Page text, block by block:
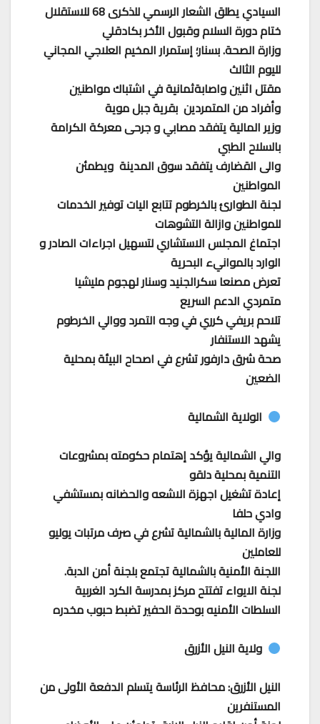
السيادي يطلق الشعار الرسمي للذكرى 68 للاستقلال
ختام دورة السلام وقبول الأخر بكادقلي
وزارة الصحة. بسنار؛ إستمرار المخيم العلاجي المجاني
لليوم الثالث
مقتل اثنين واصابةثمانية في اشتباك مواطنين
وأفراد من المتمردين بقرية جبل موية
وزير المالية يتفقد مصابي و جرحى معركة الكرامة
بالسلاح الطبي
والى القضارف يتفقد سوق المدينة ويطمئن
المواطنين
لجنة الطوارئ بالخرطوم تتابع اليات توفير الخدمات
للمواطنين وازالة التشوهات
اجتماغ المجلس الاستشاري لتسهيل اجراءات الصادر و
الوارد بالموانيء البحرية
تعرض مصنعا سكرالجنيد وسنار لهجوم مليشيا
متمردي الدعم السريع
تلاحم بريفي كرري في وجه التمرد ووالي الخرطوم
يشهد الاستنفار
صحة شرق دارفور تشرع في اصحاح البيئة بمحلية
الضعين
الولاية الشمالية
والي الشمالية يؤكد إهتمام حكومته بمشروعات
التنمية بمحلية دلقو
إعادة تشغيل اجهزة الاشعه والحضانه بمستشفي
وادي حلفا
وزارة المالية بالشمالية تشرع في صرف مرتبات يوليو
للعاملين
اللجنة الأمنية بالشمالية تجتمع بلجنة أمن الدبة.
لجنة الايواء تفتتح مركز بمدرسة الكرد الغربية
السلطات الأمنيه بوحدة الحفير تضبط حبوب مخدره
ولاية النيل الأزرق
النيل الأزرق: محافظ الرئاسة يتسلم الدفعة الأولى من
المستنفرين